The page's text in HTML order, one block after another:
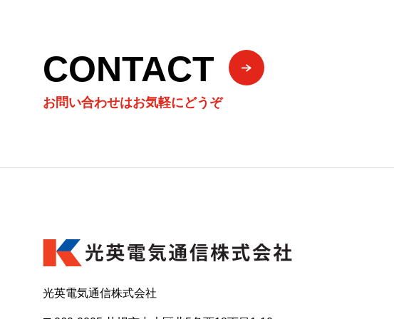
CONTACT
お問い合わせはお気軽にどうぞ
光英電気通信株式会社